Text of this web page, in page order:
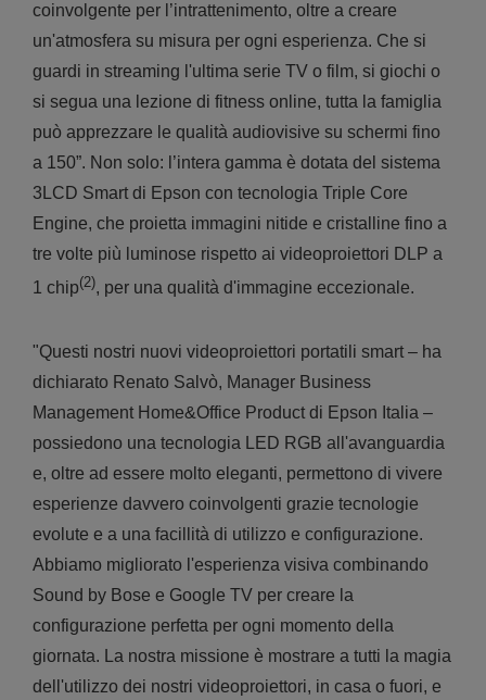
coinvolgente per l’intrattenimento, oltre a creare
un'atmosfera su misura per ogni esperienza. Che si
guardi in streaming l'ultima serie TV o film, si giochi o
si segua una lezione di fitness online, tutta la famiglia
può apprezzare le qualità audiovisive su schermi fino
a 150”. Non solo: l’intera gamma è dotata del sistema
3LCD Smart di Epson con tecnologia Triple Core
Engine, che proietta immagini nitide e cristalline fino a
tre volte più luminose rispetto ai videoproiettori DLP a
1 chip(2), per una qualità d'immagine eccezionale.
"Questi nostri nuovi videoproiettori portatili smart – ha
dichiarato Renato Salvò, Manager Business
Management Home&Office Product di Epson Italia –
possiedono una tecnologia LED RGB all'avanguardia
e, oltre ad essere molto eleganti, permettono di vivere
esperienze davvero coinvolgenti grazie tecnologie
evolute e a una facillità di utilizzo e configurazione.
Abbiamo migliorato l'esperienza visiva combinando
Sound by Bose e Google TV per creare la
configurazione perfetta per ogni momento della
giornata. La nostra missione è mostrare a tutti la magia
dell'utilizzo dei nostri videoproiettori, in casa o fuori, e